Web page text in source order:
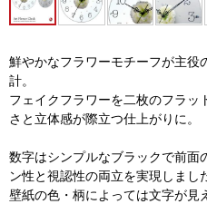
鮮やかなフラワーモチーフが主役
計。
フェイクフラワーを二枚のフラッ
さと立体感が際立つ仕上がりに。
数字はシンプルなブラックで前面
ン性と視認性の両立を実現しまし
壁紙の色・柄によっては文字が見